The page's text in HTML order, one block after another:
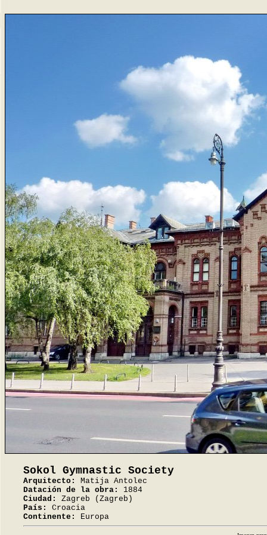
Sokol Gymnastic Society
Arquitecto:
Matija Antolec
Datación de la obra:
1884
Ciudad:
Zagreb (Zagreb)
País:
Croacia
Continente:
Europa